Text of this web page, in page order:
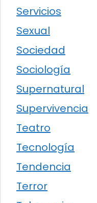
Servicios
Sexual
Sociedad
Sociología
Supernatural
Supervivencia
Teatro
Tecnología
Tendencia
Terror